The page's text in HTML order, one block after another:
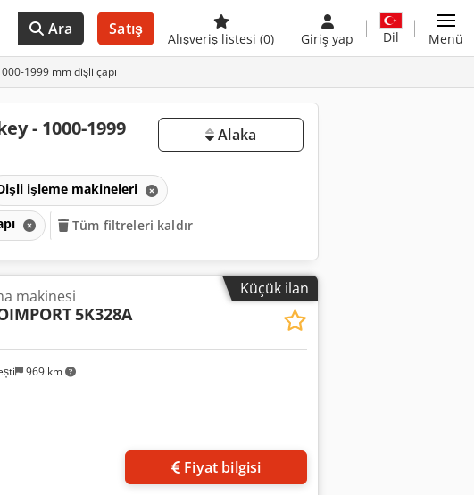
Ara Satış
Alışveriş listesi (0) Giriş yap Dil Menü
1999 mm dişli çapı
- 1000-1999
Alaka
işleme makineleri
Tüm filtreleri kaldır
Küçük ilan
969 km
makinesi
5K328A
Fiyat bilgisi